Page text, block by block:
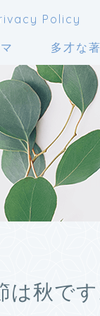
Policy
多才な
は秋で